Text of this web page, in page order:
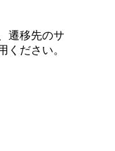
遷移先のサ
ください。